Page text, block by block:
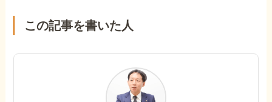
この記事を書いた人